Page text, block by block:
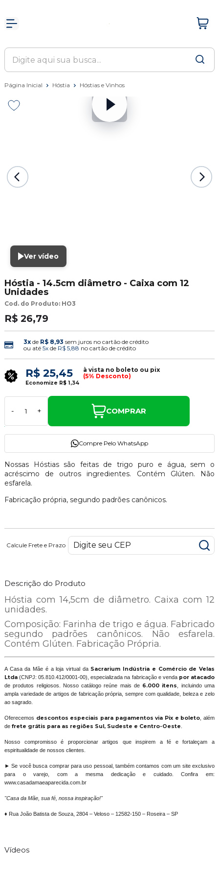
Página Inicial Hóstia Hóstias e Vinhos
Ver vídeo
Hóstia - 14.5cm diâmetro - Caixa com 12
Unidades
Cod. do Produto: HO3
R$ 26,79
3xde R$ 8,93 sem juros no cartão de crédito
ou até 5xde R$ 5,88 no cartão de crédito
R$ 25,45
à vista no boleto ou pix
(5% Desconto)
Economize R$ 1,34
- + COMPRAR
Compre Pelo WhatsApp
Nossas Hóstias são feitas de trigo puro e água, sem o
acréscimo de outros ingredientes.
Contém Glúten. Não
esfarela.
Fabricação própria, segundo padrões canônicos.
Calcule Frete e Prazo
Descrição do Produto
Hóstia com 14,5cm de diâmetro. Caixa com 12
unidades.
Composição: Farinha de trigo e água. Fabricado
segundo padrões canônicos. Não esfarela.
Contém Glúten. Fabricação Própria.
A Casa da Mãe é a loja virtual daSacrarium Indústria e Comércio de Velas
Ltda(CNPJ: 05.810.412/0001-00), especializada na fabricação e venda por atacado
de produtos religiosos. Nosso catálogo reúne mais de 6.000 itens
, incluindo uma
ampla variedade de artigos de fabricação própria, sempre com qualidade, beleza e zelo
ao sagrado.
Oferecemos descontos especiais para pagamentos via Pix e boleto , além
de frete grátis para as regiões Sul, Sudeste e Centro-Oeste
Nosso compromisso é proporcionar artigos que inspirem a fé e fortaleçam a
espiritualidade de nossos clientes.
► Se você busca comprar para uso pessoal, também contamos com um site exclusivo
para o varejo, com a mesma dedicação e cuidado. Confira em:
www.casadamaeaparecida.com.br
"Casa da Mãe, sua fé, nossa inspiração!"
♦ Rua João Batista de Souza, 2804 – Veloso – 12582-150 – Roseira – SP
Vídeos